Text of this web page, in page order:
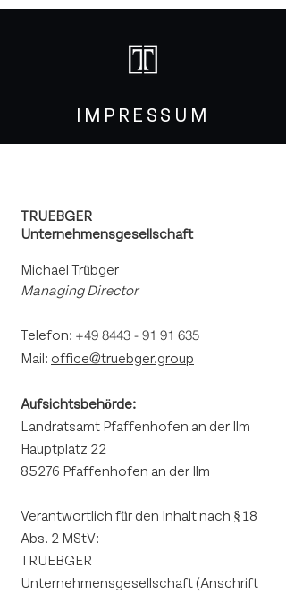
IMPRESSUM
​TRUEBGER
Unternehmensgesellschaft
Michael Trübger
Managing Director
Telefon: +49 8443 - 91 91 635
Mail: office@truebger.group
Aufsichtsbehörde:
Landratsamt Pfaffenhofen an der Ilm
Hauptplatz 22
85276 Pfaffenhofen an der Ilm
Verantwortlich für den Inhalt nach § 18
Abs. 2 MStV:
TRUEBGER
Unternehmensgesellschaft (Anschrift